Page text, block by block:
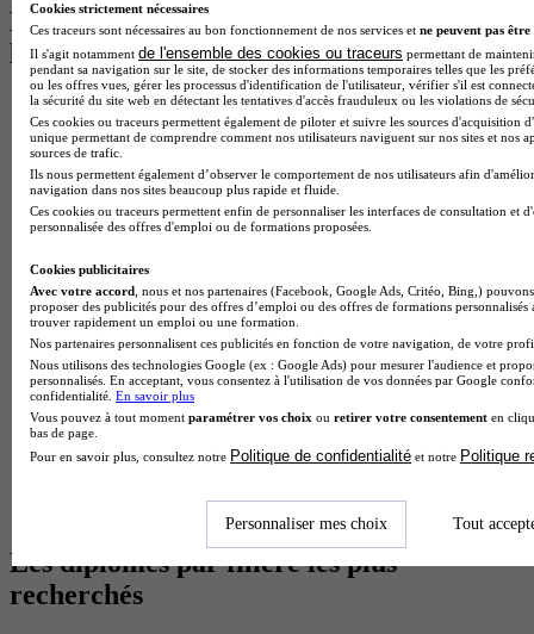
Les intitulés de diplôme par alternance
les plus recherchés
BTS Esf en alternance
BTS Dietetique en alternance
BTS Mco en alternance
BTS Pi en alternance
BTS Sp3s en alternance
Master CCA en alternance
BTS Ndrc en alternance
Cap Fleuriste en alternance
BTS Sio en alternance
MSc Marketing Digital en alternance
BTS Gpme en alternance
Cap Electricien en alternance
BTS Gpn en alternance
BTS Domotique en alternance
BAC Pro Agora en alternance
BTS Sta en alternance
BTS Iris en alternance
Les diplômes par filière les plus
recherchés
Cookies strictement nécessaires
Ces traceurs sont nécessaires au bon fonctionnement de nos services et ne peuvent pas être
Il s'agit notamment de l'ensemble des cookies ou traceurs permettant de
pendant sa navigation sur le site, de stocker des informations temporaires telles que les
ou les offres vues, gérer les processus d'identification de l'utilisateur, vérifier s'il est
la sécurité du site web en détectant les tentatives d'accès frauduleux ou les violations de
Ces cookies ou traceurs permettent également de piloter et suivre les sources d'acquisition
unique permettant de comprendre comment nos utilisateurs naviguent sur nos sites et nos
sources de trafic.
Ils nous permettent également d’observer le comportement de nos utilisateurs afin
navigation dans nos sites beaucoup plus rapide et fluide.
Ces cookies ou traceurs permettent enfin de personnaliser les interfaces de consultation et
personnalisée des offres d'emploi ou de formations proposées.
Cookies publicitaires
Avec votre accord , nous et nos partenaires (Facebook, Google Ads, Critéo, Bing,)
proposer des publicités pour des offres d’emploi ou des offres de formations
trouver rapidement un emploi ou une formation.
Nos partenaires personnalisent ces publicités en fonction de votre navigation, de votre
Nous utilisons des technologies Google (ex : Google Ads) pour mesurer l'audience et
personnalisés. En acceptant, vous consentez à l'utilisation de vos données par Google
confidentialité. En savoir plus
Vous pouvez à tout moment paramétrer vos choix ou retirer votre consentement en
bas de page.
Pour en savoir plus, consultez notre Politique de confidentialité et notre Politique
Personnaliser mes choix Tout